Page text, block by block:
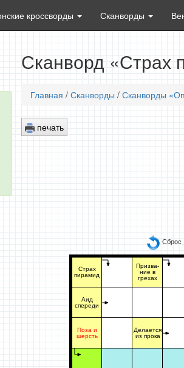
кроссворды Сканворды
Сканворд «Страх
Главная / Сканворды / Сканворды
печать
Сброс
Страх
пирамид
Аид
спереди
Поза и
шерсть
Призва-
ние в
грехах
Делается
из прока